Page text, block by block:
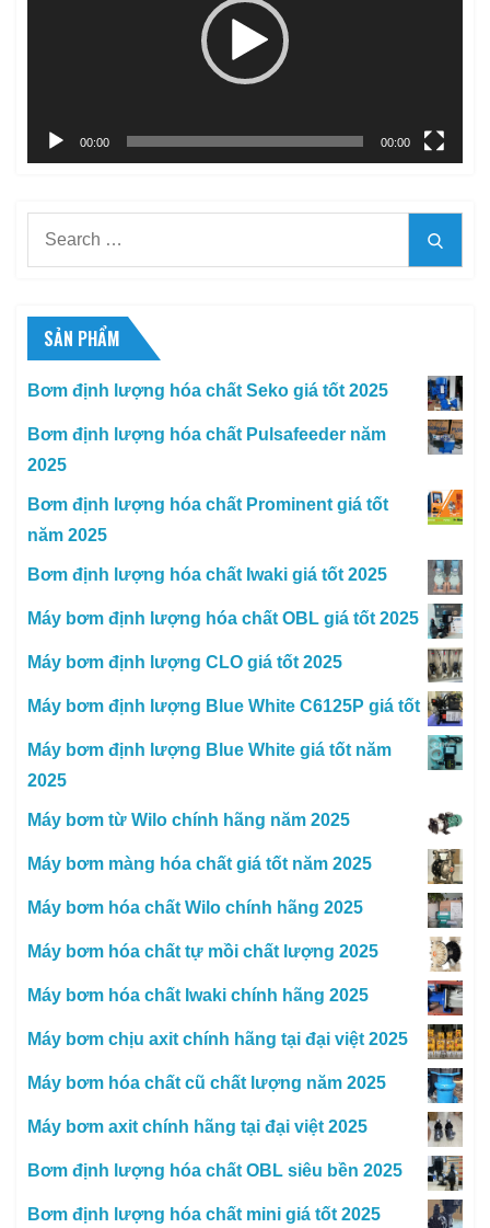
00:00 00:00
SẢN PHẨM
Bơm định lượng hóa chất Seko giá tốt 2025
Bơm định lượng hóa chất Pulsafeeder năm
2025
Bơm định lượng hóa chất Prominent giá tốt
năm 2025
Bơm định lượng hóa chất Iwaki giá tốt 2025
Máy bơm định lượng hóa chất OBL giá tốt 2025
Máy bơm định lượng CLO giá tốt 2025
Máy bơm định lượng Blue White C6125P giá tốt
Máy bơm định lượng Blue White giá tốt năm
2025
Máy bơm từ Wilo chính hãng năm 2025
Máy bơm màng hóa chất giá tốt năm 2025
Máy bơm hóa chất Wilo chính hãng 2025
Máy bơm hóa chất tự mồi chất lượng 2025
Máy bơm hóa chất Iwaki chính hãng 2025
Máy bơm chịu axit chính hãng tại đại việt 2025
Máy bơm hóa chất cũ chất lượng năm 2025
Máy bơm axit chính hãng tại đại việt 2025
Bơm định lượng hóa chất OBL siêu bền 2025
Bơm định lượng hóa chất mini giá tốt 2025